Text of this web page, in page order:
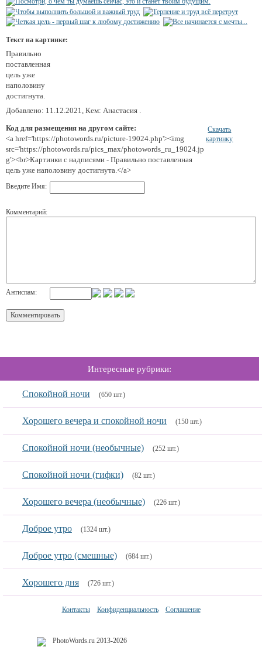
Текст на картинке:
Правильно
поставленная
цель уже
наполовину
достигнута.
Добавлено: 11.12.2021, Кем: Анастасия .
Код для размещения на другом сайте:
<a href='https://photowords.ru/picture-19024.php'><img
src='https://photowords.ru/pics_max/photowords_ru_19024.jp
g'><br>Картинки с надписями - Правильно поставленная
цель уже наполовину достигнута.</a>
Скачать
картинку
Введите Имя:
Комментарий:
Антиспам:
Интересные рубрики:
Спокойной ночи (650 шт.)
Хорошего вечера и спокойной ночи (150 шт.)
Спокойной ночи (необычные) (252 шт.)
Спокойной ночи (гифки) (82 шт.)
Хорошего вечера (необычные) (226 шт.)
Доброе утро (1324 шт.)
Доброе утро (смешные) (684 шт.)
Хорошего дня (726 шт.)
Контакты Конфиденциальность Соглашение
PhotoWords.ru 2013-2026